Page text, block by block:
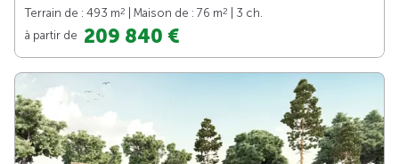
Terrain de : 493 m2 | Maison de : 76 m2
| 3 ch.
à partir de 209 840 €